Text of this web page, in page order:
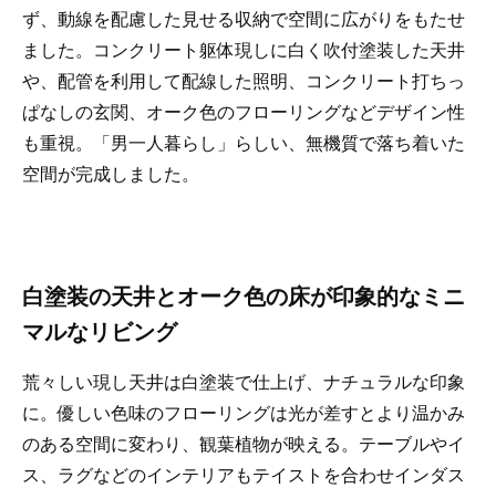
ず、動線を配慮した見せる収納で空間に広がりをもたせ
ました。コンクリート躯体現しに白く吹付塗装した天井
や、配管を利用して配線した照明、コンクリート打ちっ
ぱなしの玄関、オーク色のフローリングなどデザイン性
も重視。「男一人暮らし」らしい、無機質で落ち着いた
空間が完成しました。
白塗装の天井とオーク色の床が印象的なミニ
マルなリビング
荒々しい現し天井は白塗装で仕上げ、ナチュラルな印象
に。優しい色味のフローリングは光が差すとより温かみ
のある空間に変わり、観葉植物が映える。テーブルやイ
ス、ラグなどのインテリアもテイストを合わせインダス